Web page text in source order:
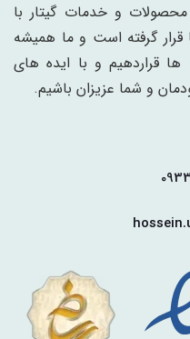
محصولات و خدمات گیتار با
قرار گرفته است و ما همیشه
ها قراردهیم و با ایده های
و شما عزیزان باشیم.